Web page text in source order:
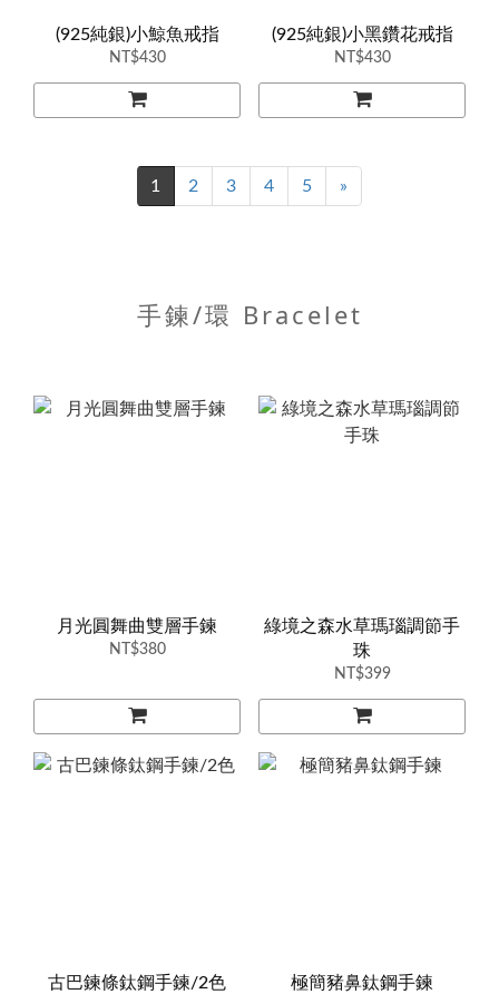
(925純銀)小鯨魚戒指
NT$430
(925純銀)小黑鑽花戒指
NT$430
1 2 3 4 5 »
手鍊/環 Bracelet
月光圓舞曲雙層手鍊
NT$380
綠境之森水草瑪瑙調節手
珠
NT$399
古巴鍊條鈦鋼手鍊/2色 極簡豬鼻鈦鋼手鍊